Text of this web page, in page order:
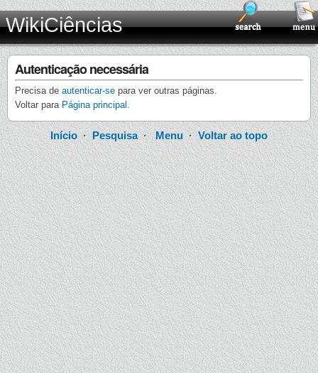
WikiCiências
Autenticação necessária
Precisa de autenticar-se para ver outras páginas.
Voltar para Página principal .
Início · Pesquisa·Menu ·Voltar ao topo